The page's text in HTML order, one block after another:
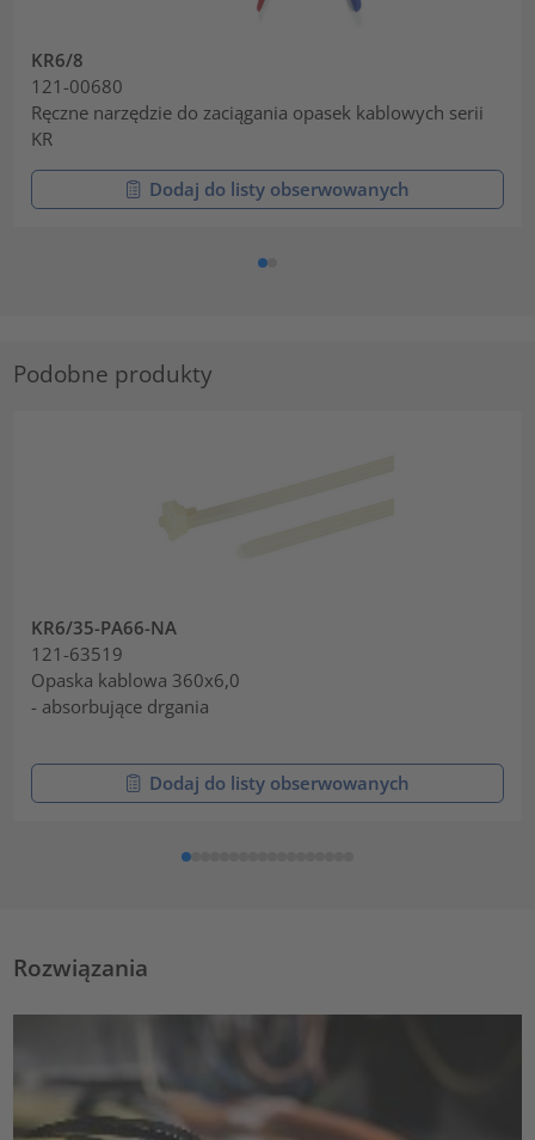
KR6/8
121-00680
Ręczne narzędzie do zaciągania opasek kablowych serii
KR
Dodaj do listy obserwowanych
Podobne produkty
KR6/35-PA66-NA
121-63519
Opaska kablowa 360x6,0
- absorbujące drgania
Dodaj do listy obserwowanych
Rozwiązania